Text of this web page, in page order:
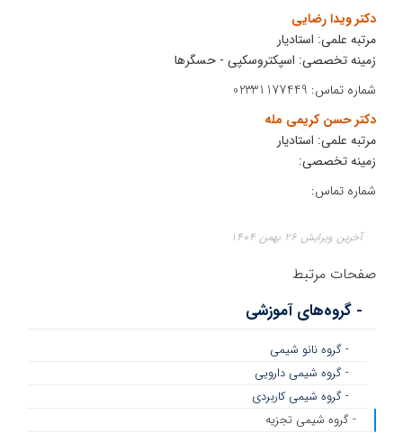
دکتر ویدا رضایی
مرتبه علمی: استادیار
زمینه تخصصی: اسپکتروسکپی - حسگرها
شماره تماس: 02331177449
دکتر حسن کریمی مله
مرتبه علمی: استادیار
زمینه تخصصی:
شماره تماس:
آخرین ویرایش ۲۶ بهمن ۱۴۰۴
صفحات مرتبط
- گروه‌های آموزشی
- گروه نانو شیمی
- گروه شیمی دارویی
- گروه شیمی کاربردی
- گروه شیمی تجزیه